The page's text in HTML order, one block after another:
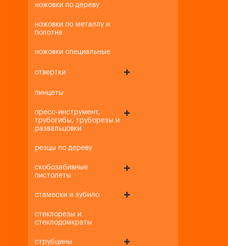
ножовки по дереву
ножовки по металлу и
полотна
ножовки специальные
отвертки
пинцеты
пресс-инструмент,
трубогибы, труборезы и
развальцовки
резцы по дереву
скобозабивные
пистолеты
стамески и зубило
стеклорезы и
стеклодомкраты
струбцины